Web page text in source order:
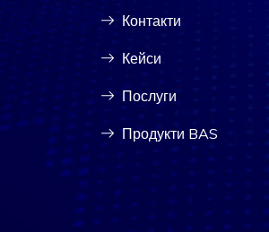
Контакти
Кейси
Послуги
Продукти BAS